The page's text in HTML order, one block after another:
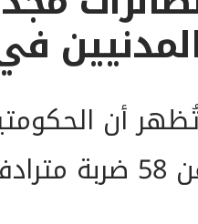
أن
مسؤولتان عن